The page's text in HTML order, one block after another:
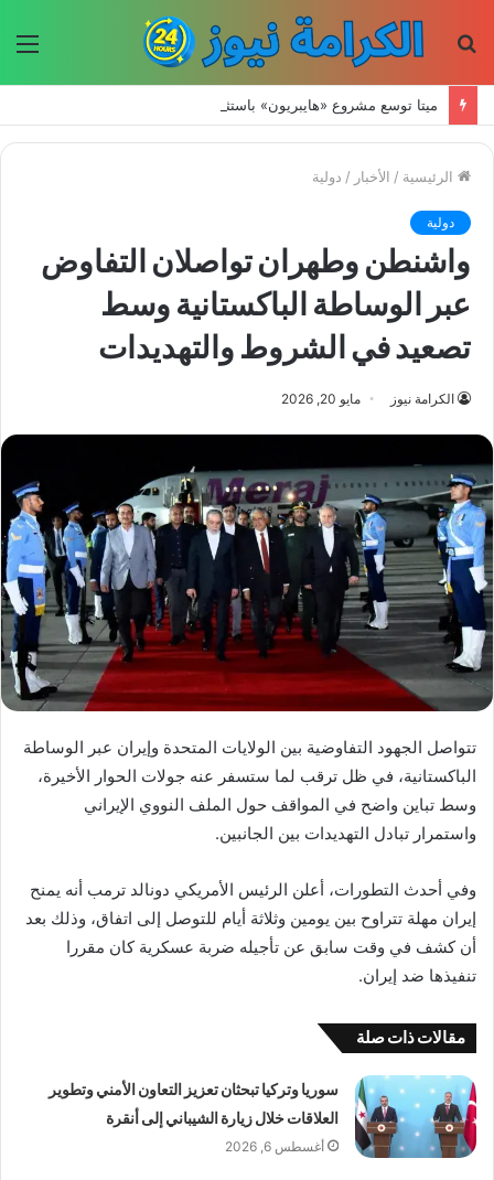
الرئيسية / الأخبار / دولية
دولية
واشنطن وطهران تواصلان التفاوض
عبر الوساطة الباكستانية وسط
تصعيد في الشروط والتهديدات
الكرامة نيوز مايو 20, 2026
تتواصل الجهود التفاوضية بين الولايات المتحدة وإيران عبر الوساطة
الباكستانية، في ظل ترقب لما ستسفر عنه جولات الحوار الأخيرة،
وسط تباين واضح في المواقف حول الملف النووي الإيراني
واستمرار تبادل التهديدات بين الجانبين.
وفي أحدث التطورات، أعلن الرئيس الأمريكي دونالد ترمب أنه يمنح
إيران مهلة تتراوح بين يومين وثلاثة أيام للتوصل إلى اتفاق، وذلك بعد
أن كشف في وقت سابق عن تأجيله ضربة عسكرية كان مقررا
تنفيذها ضد إيران.
مقالات ذات صلة
سوريا وتركيا تبحثان تعزيز التعاون الأمني وتطوير
العلاقات خلال زيارة الشيباني إلى أنقرة
أغسطس 6, 2026